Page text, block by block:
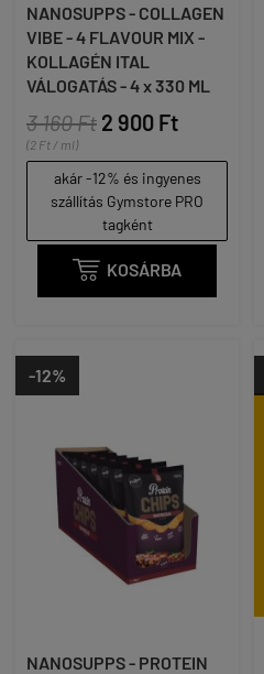
NANOSUPPS - COLLAGEN
VIBE - 4 FLAVOUR MIX -
KOLLAGÉN ITAL
VÁLOGATÁS - 4 x 330 ML
3 160 Ft 2 900 Ft
(2 Ft / ml)
akár -12% és ingyenes
szállítás Gymstore PRO
tagként
 KOSÁRBA
-12%
NANOSUPPS - PROTEIN